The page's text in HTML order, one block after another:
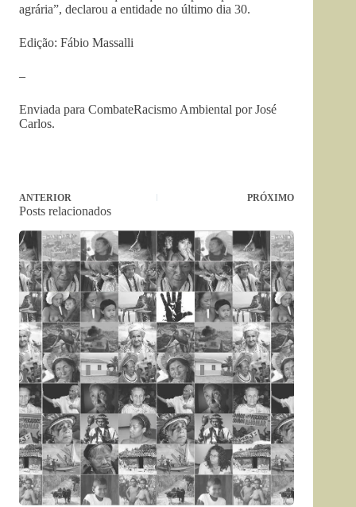
agrária”, declarou a entidade no último dia 30.
Edição: Fábio Massalli
–
Enviada para CombateRacismo Ambiental por José
Carlos.
ANTERIOR PRÓXIMO
Posts relacionados